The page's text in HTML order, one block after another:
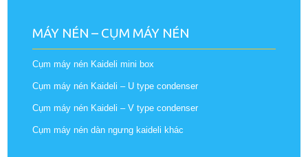
MÁY NÉN – CỤM MÁY NÉN
Cụm máy nén Kaideli mini box
Cụm máy nén Kaideli – U type condenser
Cụm máy nén Kaideli – V type condenser
Cụm máy nén dàn ngưng kaideli khác